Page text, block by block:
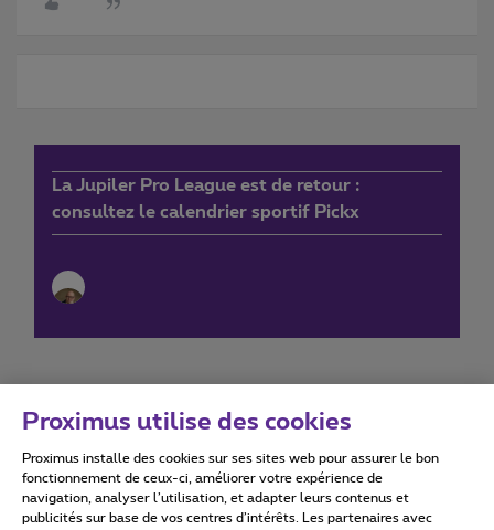
La Jupiler Pro League est de retour :
consultez le calendrier sportif Pickx
Conditions d'utilisation Accessibility statement
Proximus utilise des cookies
Proximus installe des cookies sur ses sites web pour assurer le bon
fonctionnement de ceux-ci, améliorer votre expérience de
navigation, analyser l’utilisation, et adapter leurs contenus et
publicités sur base de vos centres d’intérêts. Les partenaires avec